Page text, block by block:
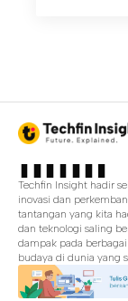
Techfin Insight hadir
inovasi dan
tantangan yang kita
dan teknologi saling
dampak pada
budaya di dunia yang